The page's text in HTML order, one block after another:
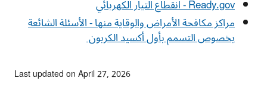
Ready.gov- انقطاع التيار الكهربائي
مراكز مكافحة الأمراض والوقاية منها - الأسئلة الشائعة
بخصوص التسمم بأول أكسيد الكربون
Last updated on April 27, 2026